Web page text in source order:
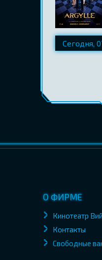
О ФИРМЕ
Кинотеатр
Контакты
Свободные